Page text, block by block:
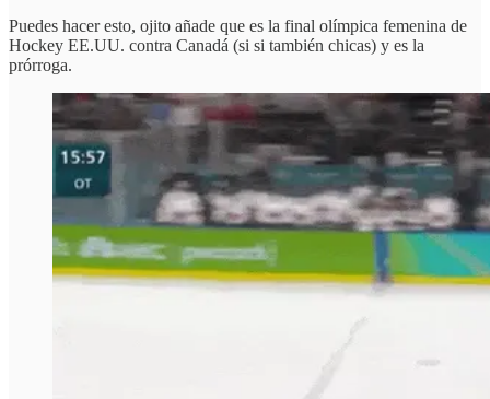
Puedes hacer esto, ojito añade que es la final olímpica femenina de
Hockey EE.UU. contra Canadá (si si también chicas) y es la
prórroga.